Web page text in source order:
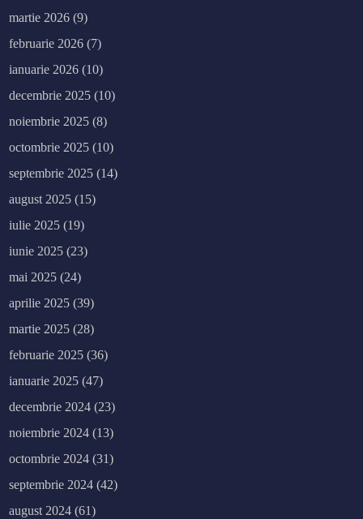
martie 2026 (9)
februarie 2026 (7)
ianuarie 2026 (10)
decembrie 2025 (10)
noiembrie 2025 (8)
octombrie 2025 (10)
septembrie 2025 (14)
august 2025 (15)
iulie 2025 (19)
iunie 2025 (23)
mai 2025 (24)
aprilie 2025 (39)
martie 2025 (28)
februarie 2025 (36)
ianuarie 2025 (47)
decembrie 2024 (23)
noiembrie 2024 (13)
octombrie 2024 (31)
septembrie 2024 (42)
august 2024 (61)